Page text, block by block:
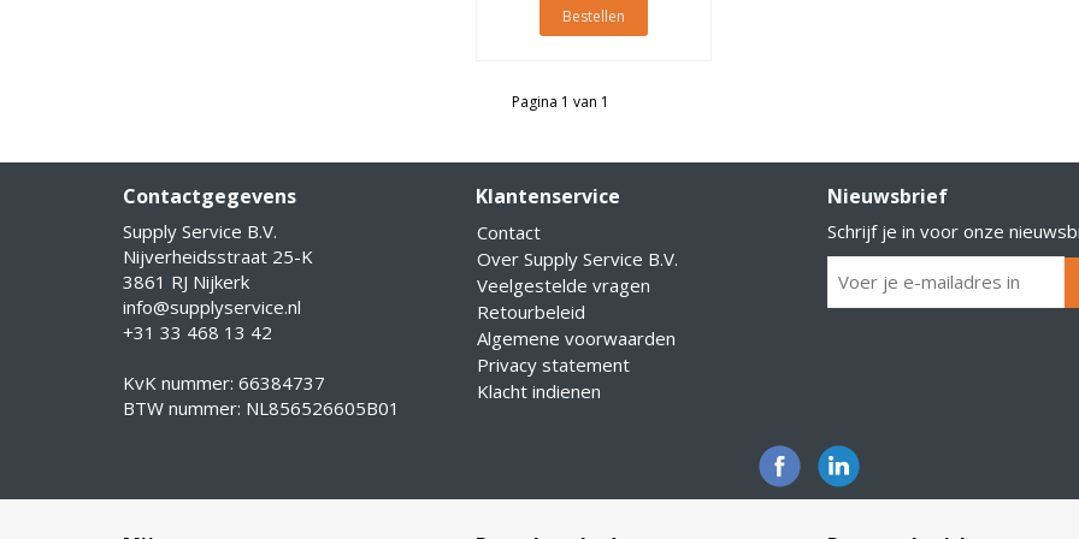
Bestellen
Pagina 1 van 1
Contactgegevens
Supply Service B.V.
Nijverheidsstraat 25-K
3861 RJ Nijkerk
info@supplyservice.nl
+31 33 468 13 42
KvK nummer: 66384737
BTW nummer: NL856526605B01
Klantenservice
Contact
Over Supply Service B.V.
Veelgestelde vragen
Retourbeleid
Algemene voorwaarden
Privacy statement
Klacht indienen
Nieuwsbrief
Schrijf je in voor onze